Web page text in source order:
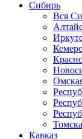
Сибирь
Вся
Кавказ